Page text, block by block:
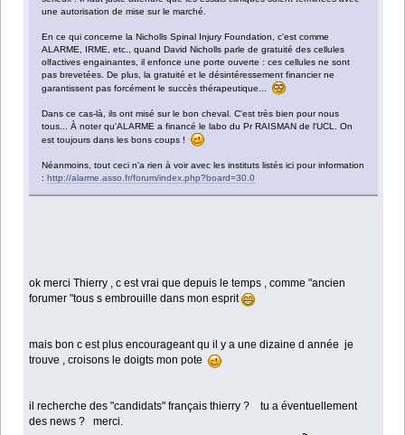
une autorisation de mise sur le marché.
En ce qui concerne la Nicholls Spinal Injury Foundation, c'est comme
ALARME, IRME, etc., quand David Nicholls parle de gratuité des cellules
olfactives engainantes, il enfonce une porte ouverte : ces cellules ne sont
pas brevetées. De plus, la gratuité et le désintéressement financier ne
garantissent pas forcément le succès thérapeutique...
Dans ce cas-là, ils ont misé sur le bon cheval. C'est très bien pour nous
tous... À noter qu'ALARME a financé le labo du Pr RAISMAN de l'UCL. On
est toujours dans les bons coups !
Néanmoins, tout ceci n'a rien à voir avec les instituts listés ici pour information
:http://alarme.asso.fr/forum/index.php?board=30.0
ok merci Thierry , c est vrai que depuis le temps , comme "ancien
forumer "tous s embrouille dans mon esprit
mais bon c est plus encourageant qu il y a une dizaine d année je
trouve , croisons le doigts mon pote
il recherche des "candidats" français thierry ? tu a éventuellement
des news ? merci.